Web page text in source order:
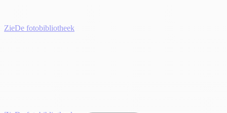
ZieDe fotobibliotheek